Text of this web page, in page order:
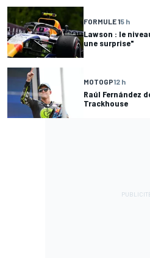
FORMULE 15 h
Lawson : le
une surprise"
MOTOGP12 h
Raúl Fernández
Trackhouse